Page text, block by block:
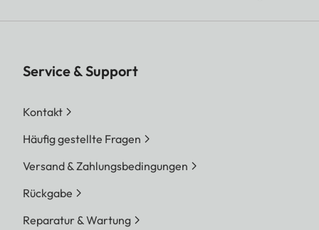
Service & Support
Kontakt
Häufig gestellte Fragen
Versand & Zahlungsbedingungen
Rückgabe
Reparatur & Wartung